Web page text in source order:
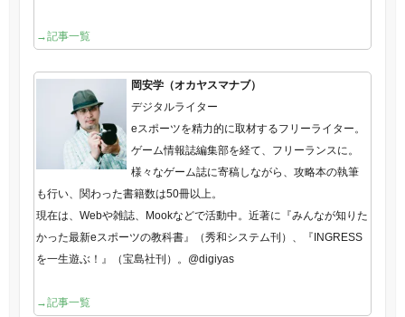
→記事一覧
岡安学（オカヤスマナブ）
デジタルライター
eスポーツを精力的に取材するフリーライター。
ゲーム情報誌編集部を経て、フリーランスに。
様々なゲーム誌に寄稿しながら、攻略本の執筆
も行い、関わった書籍数は50冊以上。
現在は、Webや雑誌、Mookなどで活動中。近著に『みんなが知りた
かった最新eスポーツの教科書』（秀和システム刊）、『INGRESS
を一生遊ぶ！』（宝島社刊）。@digiyas
→記事一覧